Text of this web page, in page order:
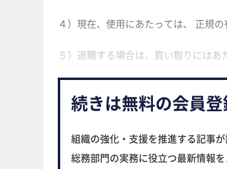
４）現在、使用にあたっては、 正規
５）退職する場合は、買い取りにはあ
続きは無料の会員登
組織の強化・支援を推進する記事
総務部門の実務に役立つ最新情報